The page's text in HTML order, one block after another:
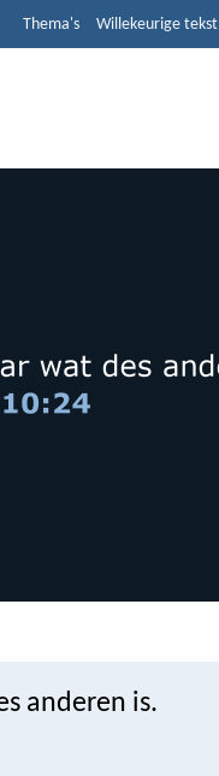
Thema's Willekeurige tekst
anderen is.